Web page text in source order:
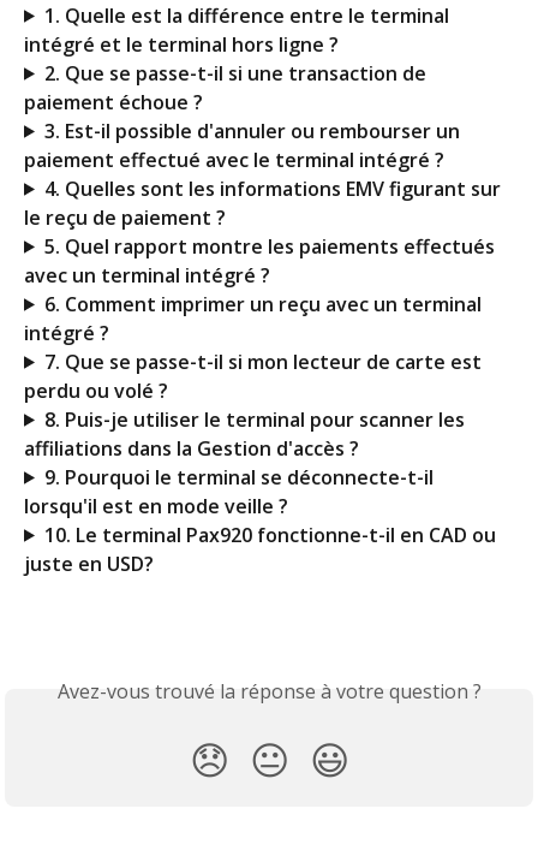
1. Quelle est la différence entre le terminal
intégré et le terminal hors ligne ?
2. Que se passe-t-il si une transaction de
paiement échoue ?
3. Est-il possible d'annuler ou rembourser un
paiement effectué avec le terminal intégré ?
4. Quelles sont les informations EMV figurant sur
le reçu de paiement ?
5. Quel rapport montre les paiements effectués
avec un terminal intégré ?
6. Comment imprimer un reçu avec un terminal
intégré ?
7. Que se passe-t-il si mon lecteur de carte est
perdu ou volé ?
8. Puis-je utiliser le terminal pour scanner les
affiliations dans la Gestion d'accès ?
9. Pourquoi le terminal se déconnecte-t-il
lorsqu'il est en mode veille ?
10. Le terminal Pax920 fonctionne-t-il en CAD ou
juste en USD?
Avez-vous trouvé la réponse à votre question ?
😞 😐 😃